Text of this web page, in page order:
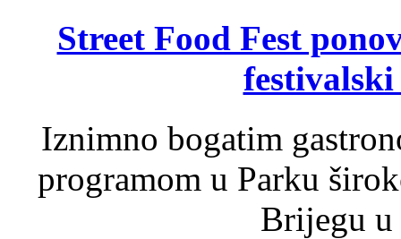
Street Food Fest
Iznimno bogatim
programom u Parku
Brijegu u